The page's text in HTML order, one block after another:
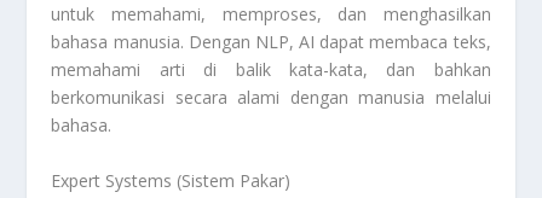
untuk memahami, memproses, dan menghasilkan
bahasa manusia. Dengan NLP, AI dapat membaca teks,
memahami arti di balik kata-kata, dan bahkan
berkomunikasi secara alami dengan manusia melalui
bahasa.
Expert Systems (Sistem Pakar)